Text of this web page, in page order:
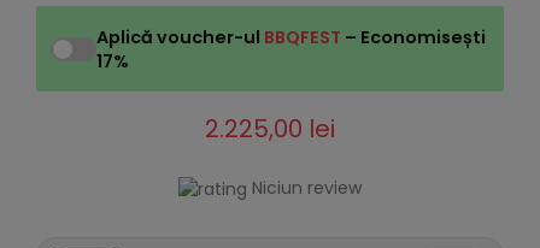
Aplică voucher-ul BBQFEST – Economisești
17%
2.225,00 lei
Niciun review